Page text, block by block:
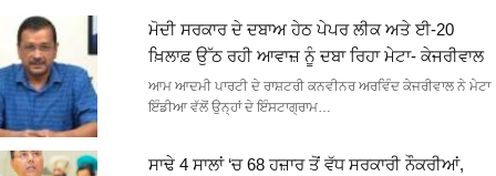
ਮੋਦੀ ਸਰਕਾਰ ਦੇ ਦਬਾਅ ਹੇਠ ਪੇਪਰ ਲੀਕ ਅਤੇ ਈ-20
ਖ਼ਿਲਾਫ਼ ਉੱਠ ਰਹੀ ਆਵਾਜ਼ ਨੂੰ ਦਬਾ ਰਿਹਾ ਮੇਟਾ- ਕੇਜਰੀਵਾਲ
ਆਮ ਆਦਮੀ ਪਾਰਟੀ ਦੇ ਰਾਸ਼ਟਰੀ ਕਨਵੀਨਰ ਅਰਵਿੰਦ ਕੇਜਰੀਵਾਲ ਨੇ ਮੇਟਾ
ਇੰਡੀਆ ਵੱਲੋਂ ਉਨ੍ਹਾਂ ਦੇ ਇੰਸਟਾਗ੍ਰਾਮ…
ਸਾਢੇ 4 ਸਾਲਾਂ ‘ਚ 68 ਹਜ਼ਾਰ ਤੋਂ ਵੱਧ ਸਰਕਾਰੀ ਨੌਕਰੀਆਂ,